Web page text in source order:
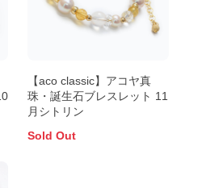
【aco classic】アコヤ真
珠・誕生石ブレスレット 11
月シトリン
Sold Out